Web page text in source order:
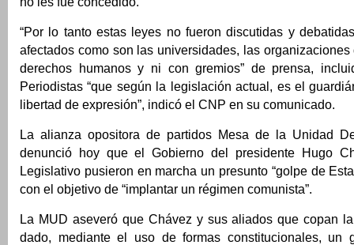
“Por lo tanto estas leyes no fueron discutidas y
afectados como son las universidades, las
derechos humanos y ni con gremios” de prensa,
Periodistas “que según la legislación actual, es el
libertad de expresión”, indicó el CNP en su comunicado.
La alianza opositora de partidos Mesa de la Unidad
denunció hoy que el Gobierno del presidente Hugo
Legislativo pusieron en marcha un presunto “golpe de
con el objetivo de “implantar un régimen comunista”.
La MUD aseveró que Chávez y sus aliados que copan
dado, mediante el uso de formas constitucionales, un